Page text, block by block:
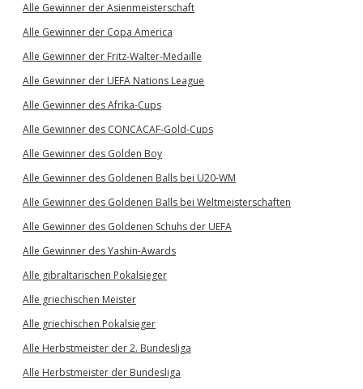
Alle Gewinner der Asienmeisterschaft
Alle Gewinner der Copa America
Alle Gewinner der Fritz-Walter-Medaille
Alle Gewinner der UEFA Nations League
Alle Gewinner des Afrika-Cups
Alle Gewinner des CONCACAF-Gold-Cups
Alle Gewinner des Golden Boy
Alle Gewinner des Goldenen Balls bei U20-WM
Alle Gewinner des Goldenen Balls bei Weltmeisterschaften
Alle Gewinner des Goldenen Schuhs der UEFA
Alle Gewinner des Yashin-Awards
Alle gibraltarischen Pokalsieger
Alle griechischen Meister
Alle griechischen Pokalsieger
Alle Herbstmeister der 2. Bundesliga
Alle Herbstmeister der Bundesliga